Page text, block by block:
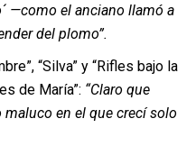
—como el anciano llamó a
del plomo”.
“Silva” y “Rifles bajo la
de María”: “Claro que
en el que crecí solo